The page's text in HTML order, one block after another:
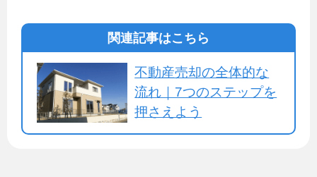
関連記事はこちら
不動産売却の全体的な
流れ｜7つのステップを
押さえよう